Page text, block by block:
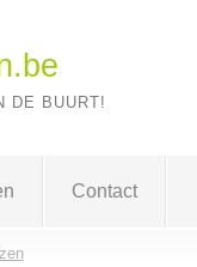
DE BUURT!
Contact